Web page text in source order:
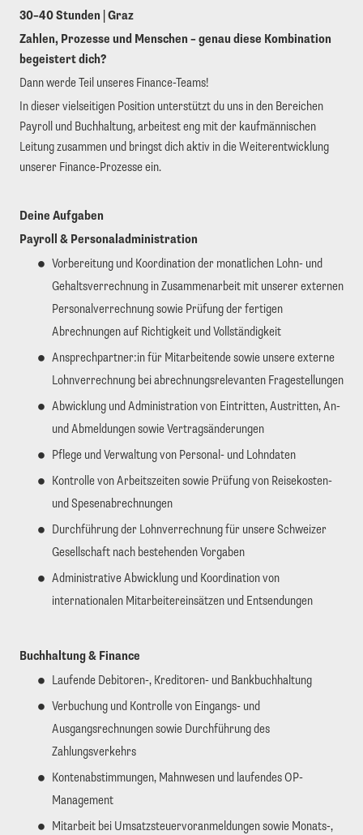
30–40 Stunden | Graz
Zahlen, Prozesse und Menschen – genau diese Kombination
begeistert dich?
Dann werde Teil unseres Finance-Teams!
In dieser vielseitigen Position unterstützt du uns in den Bereichen
Payroll und Buchhaltung, arbeitest eng mit der kaufmännischen
Leitung zusammen und bringst dich aktiv in die Weiterentwicklung
unserer Finance-Prozesse ein.
Deine Aufgaben
Payroll & Personaladministration
Vorbereitung und Koordination der monatlichen Lohn- und
Gehaltsverrechnung in Zusammenarbeit mit unserer externen
Personalverrechnung sowie Prüfung der fertigen
Abrechnungen auf Richtigkeit und Vollständigkeit
Ansprechpartner:in für Mitarbeitende sowie unsere externe
Lohnverrechnung bei abrechnungsrelevanten Fragestellungen
Abwicklung und Administration von Eintritten, Austritten, An-
und Abmeldungen sowie Vertragsänderungen
Pflege und Verwaltung von Personal- und Lohndaten
Kontrolle von Arbeitszeiten sowie Prüfung von Reisekosten-
und Spesenabrechnungen
Durchführung der Lohnverrechnung für unsere Schweizer
Gesellschaft nach bestehenden Vorgaben
Administrative Abwicklung und Koordination von
internationalen Mitarbeitereinsätzen und Entsendungen
Buchhaltung & Finance
Laufende Debitoren-, Kreditoren- und Bankbuchhaltung
Verbuchung und Kontrolle von Eingangs- und
Ausgangsrechnungen sowie Durchführung des
Zahlungsverkehrs
Kontenabstimmungen, Mahnwesen und laufendes OP-
Management
Mitarbeit bei Umsatzsteuervoranmeldungen sowie Monats-,